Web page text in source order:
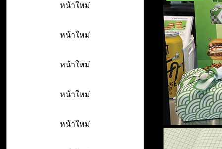
หน้าใหม่
หน้าใหม่
หน้าใหม่
หน้าใหม่
หน้าใหม่